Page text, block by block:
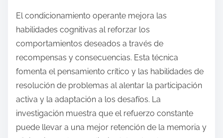
El condicionamiento operante mejora las
habilidades cognitivas al reforzar los
comportamientos deseados a través de
recompensas y consecuencias. Esta técnica
fomenta el pensamiento crítico y las habilidades de
resolución de problemas al alentar la participación
activa y la adaptación a los desafíos. La
investigación muestra que el refuerzo constante
puede llevar a una mejor retención de la memoria y